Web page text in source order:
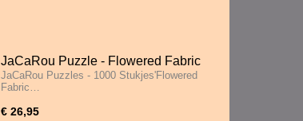
JaCaRou Puzzle - Flowered Fabric
Grace - 1000 Stukjes
JaCaRou Puzzles - 1000 Stukjes'Flowered
Fabric…
€ 26,95